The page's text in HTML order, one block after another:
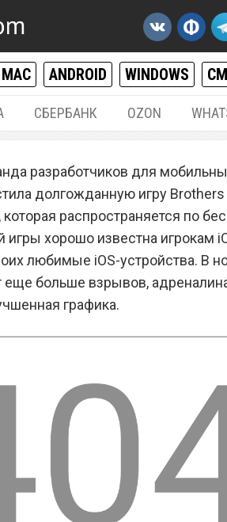
MAC ANDROID WINDOWS
СБЕРБАНК OZON
релиз игры
Живущие
и Google Play
разработчиков для
долгожданную игру Brothers
распространяется по
игры хорошо известна игрокам
любимые iOS-устройства. В
еще больше взрывов,
графика.